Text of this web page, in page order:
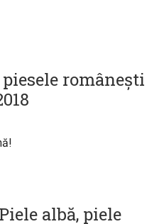
piesele românești
albă, piele